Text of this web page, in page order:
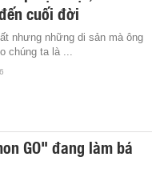
cuối đời
nhưng những di sản mà ông
chúng ta là ...
GO" đang làm bá